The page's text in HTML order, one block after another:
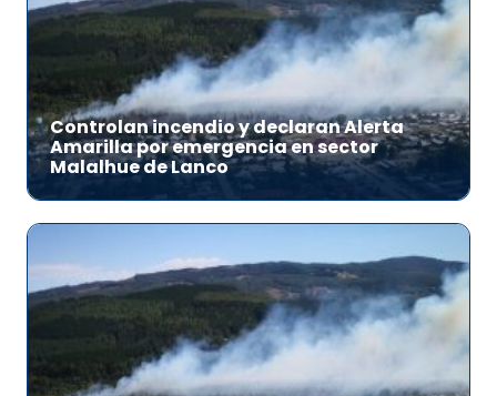
Controlan incendio y declaran Alerta
Amarilla por emergencia en sector
Malalhue de Lanco